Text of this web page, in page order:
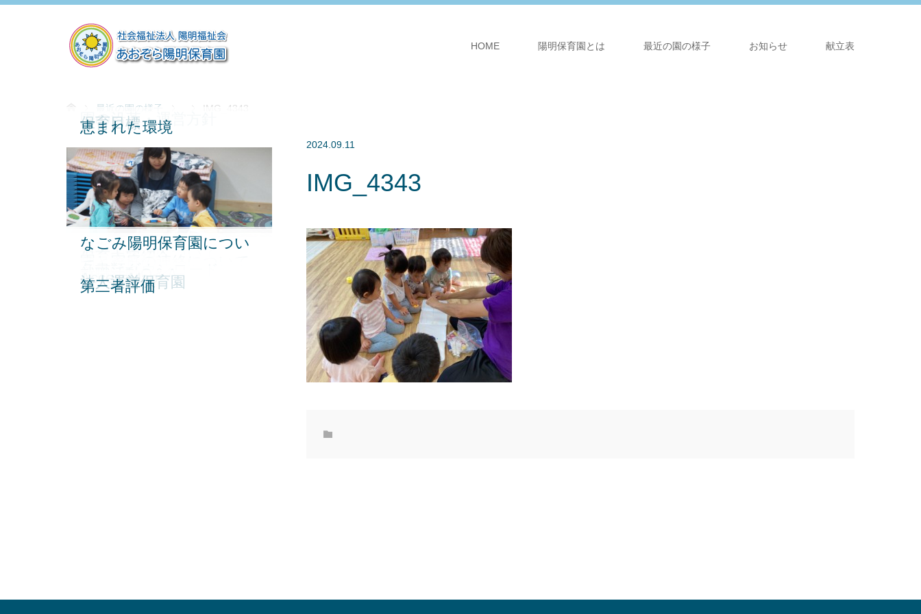
HOME 陽明保育園とは 最近の園の様子 お知らせ 献立表
最近の園の様子 IMG_4343
2024.09.11
IMG_4343
園の沿革・運営方針
保育目標
恵まれた環境
保育園の一日
保育園行事
給食・食育について
なごみ陽明保育園につい
就職活動Q＆A
AccessMap
法人運営保育園
第三者評価